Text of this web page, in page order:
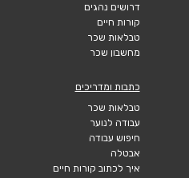
דרושים נהגים
קורות חיים
טבלאות שכר
מחשבון שכר
כתבות ומדריכים
טבלאות שכר
עבודה לנוער
חיפוש עבודה
אבטלה
איך לכתוב קורות חיים